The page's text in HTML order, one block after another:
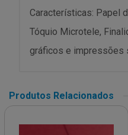
Características: Papel
Tóquio Microtele,
gráficos e impressões
Produtos Relacionados